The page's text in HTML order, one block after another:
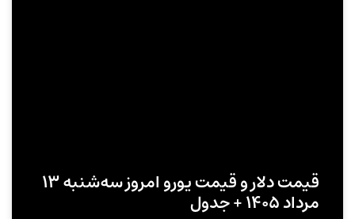
قیمت دلار و قیمت یورو امروز سه‌شنبه ۱۳
مرداد ۱۴۰۵ + جدول